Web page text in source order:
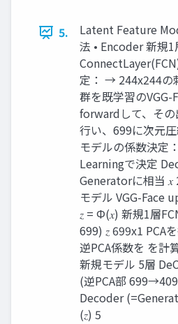
5.
Latent Feature
法 • Encoder 新規
定： → 244x244の
群を既学習のVGG-
forwardして、その
行い、699に次元
モデルの係数決定
Learningで決定
Generatorに相当 𝑥
モデル VGG-Face
𝑧 = Φ(𝑥) 新規1層
699) 𝑧 699x1 PCA
逆PCA係数を を
新規モデル 5層
(逆PCA部
Decoder
(𝑧) 5